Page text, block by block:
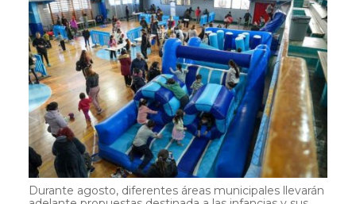
Durante agosto, diferentes áreas municipales llevarán